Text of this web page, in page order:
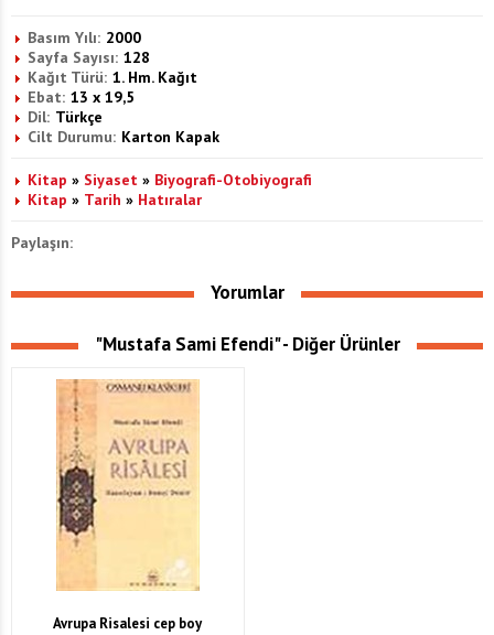
Basım Yılı: 2000
Sayfa Sayısı: 128
Kağıt Türü: 1. Hm. Kağıt
Ebat: 13 x 19,5
Dil: Türkçe
Cilt Durumu: Karton Kapak
Kitap » Siyaset » Biyografi-Otobiyografi
Kitap » Tarih » Hatıralar
Paylaşın:
Yorumlar
"Mustafa Sami Efendi" - Diğer Ürünler
Avrupa Risalesi cep boy